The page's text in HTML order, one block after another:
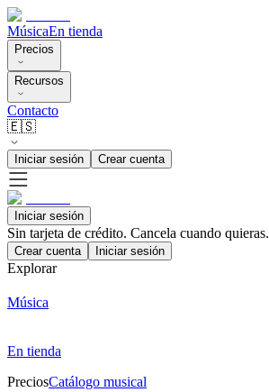
MúsicaEn tienda
Precios
Recursos
Contacto
🇪🇸
Iniciar sesión Crear cuenta
Iniciar sesión
Sin tarjeta de crédito. Cancela cuando quieras.
Crear cuenta Iniciar sesión
Explorar
Música
En tienda
PreciosCatálogo musical